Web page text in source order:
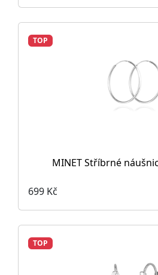
TOP
MINET Stříbrné
699 Kč
TOP